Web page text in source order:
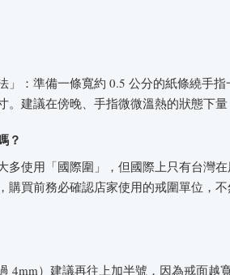
」：準備一條寬約 0.5 公分的紙條繞手
建議在傍晚、手指微微溫熱的狀態下量
？
多使用「國際圍」，但國際上只有台灣
購買前務必確認店家使用的戒圍單位，
4mm）建議再往上加半號，因為戒面越